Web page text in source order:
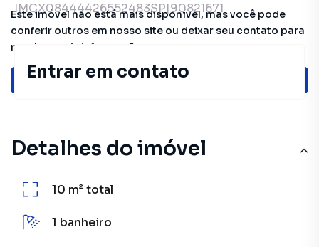
Este imóvel não está mais disponível, mas você pode
conferir outros em nosso site ou deixar seu contato para
receber mais informações.
Ver sugestões
Detalhes do imóvel
10 m²total
1 banheiro
IMCX08444426552483SP|90821671
Entrar em contato